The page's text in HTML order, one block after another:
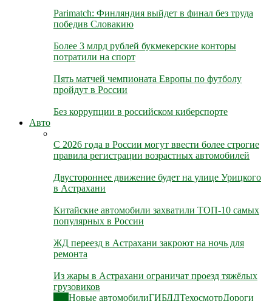
Parimatch: Финляндия выйдет в финал без труда
победив Словакию
Более 3 млрд рублей букмекерские конторы
потратили на спорт
Пять матчей чемпионата Европы по футболу
пройдут в России
Без коррупции в российском киберспорте
Авто
С 2026 года в России могут ввести более строгие
правила регистрации возрастных автомобилей
Двустороннее движение будет на улице Урицкого
в Астрахани
Китайские автомобили захватили ТОП-10 самых
популярных в России
ЖД переезд в Астрахани закроют на ночь для
ремонта
Из жары в Астрахани ограничат проезд тяжёлых
грузовиков
Новые автомобилиГИБДДТехосмотрДороги